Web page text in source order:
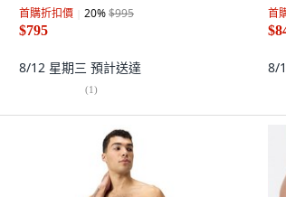
首購折扣價 20%$995
$795
8/12 星期三 預計送達
(1)
首
8/